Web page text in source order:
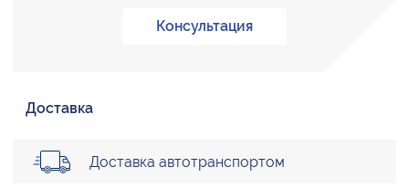
Консультация
Доставка
Доставка автотранспортом